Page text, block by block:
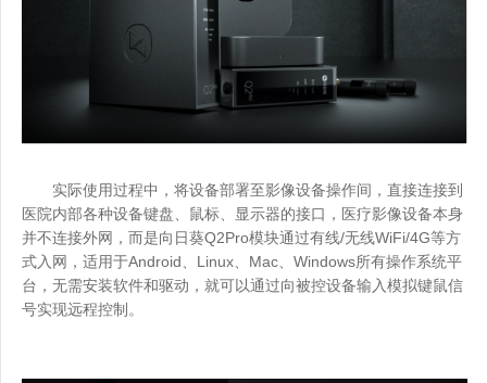
实际使用过程中，将设备部署至影像设备操作间，直接连接到
医院内部各种设备键盘、鼠标、显示器的接口，医疗影像设备本身
并不连接外网，而是向日葵Q2Pro模块通过有线/无线WiFi/4G等方
式入网，适用于Android、Linux、Mac、Windows所有操作系统平
台，无需安装软件和驱动，就可以通过向被控设备输入模拟键鼠信
号实现远程控制。